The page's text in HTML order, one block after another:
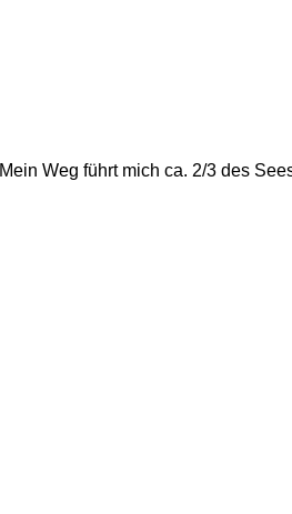
Mein Weg führt mich ca. 2/3 des